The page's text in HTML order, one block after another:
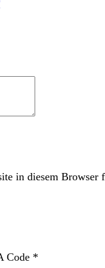
in diesem Browser
Code *